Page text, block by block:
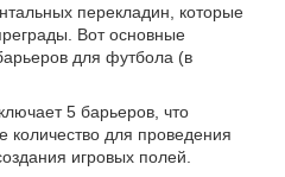
перекладин, которые
Вот основные
для футбола (в
5 барьеров, что
количество для проведения
игровых полей.